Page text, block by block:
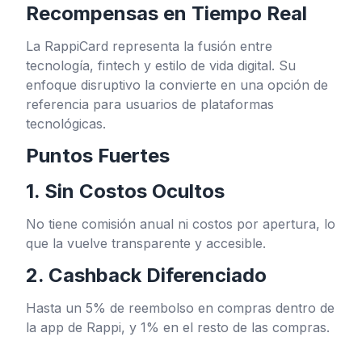
Recompensas en Tiempo Real
La RappiCard representa la fusión entre
tecnología, fintech y estilo de vida digital. Su
enfoque disruptivo la convierte en una opción de
referencia para usuarios de plataformas
tecnológicas.
Puntos Fuertes
1. Sin Costos Ocultos
No tiene comisión anual ni costos por apertura, lo
que la vuelve transparente y accesible.
2. Cashback Diferenciado
Hasta un 5% de reembolso en compras dentro de
la app de Rappi, y 1% en el resto de las compras.